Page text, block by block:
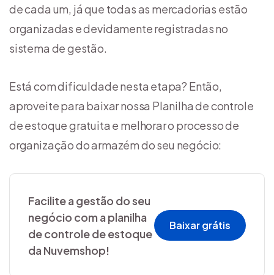
de cada um, já que todas as mercadorias estão
organizadas e devidamente registradas no
sistema de gestão.
Está com dificuldade nesta etapa? Então,
aproveite para baixar nossa Planilha de controle
de estoque gratuita e melhorar o processo de
organização do armazém do seu negócio:
Facilite a gestão do seu
negócio com a planilha
de controle de estoque
da Nuvemshop!
Baixar grátis